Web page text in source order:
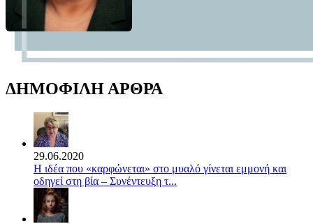
ΔΗΜΟΦΙΛΗ ΑΡΘΡΑ
29.06.2020
Η ιδέα που «καρφώνεται» στο μυαλό γίνεται εμμονή και
οδηγεί στη βία – Συνέντευξη τ...